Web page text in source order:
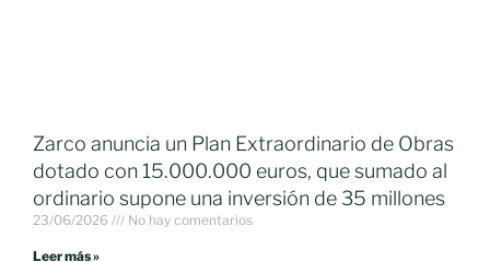
Zarco anuncia un Plan Extraordinario de Obras
dotado con 15.000.000 euros, que sumado al
ordinario supone una inversión de 35 millones
23/06/2026 No hay comentarios
Leer más »